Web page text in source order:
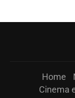
Home
Cinema